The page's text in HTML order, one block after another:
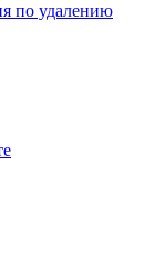
по удалению